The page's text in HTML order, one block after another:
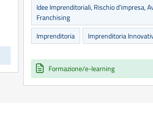
Formazione/e-learning
Idee Imprenditoriali, Rischio d'impresa,
Franchising
Imprenditoria
Imprenditoria